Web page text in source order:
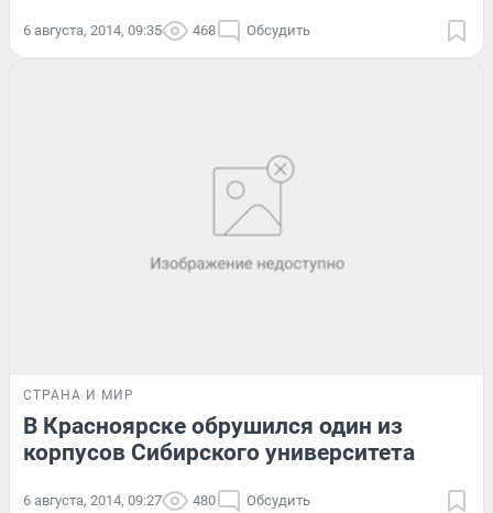
6 августа, 2014, 09:35 468 Обсудить
СТРАНА И МИР
В Красноярске обрушился один из
корпусов Сибирского университета
6 августа, 2014, 09:27 480 Обсудить